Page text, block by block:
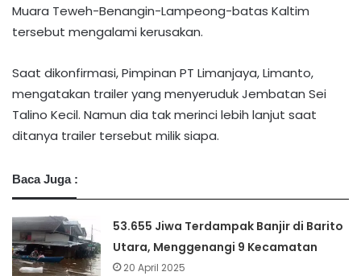
Muara Teweh-Benangin-Lampeong-batas Kaltim
tersebut mengalami kerusakan.
Saat dikonfirmasi, Pimpinan PT Limanjaya, Limanto,
mengatakan trailer yang menyeruduk Jembatan Sei
Talino Kecil. Namun dia tak merinci lebih lanjut saat
ditanya trailer tersebut milik siapa.
Baca Juga :
53.655 Jiwa Terdampak Banjir di Barito
Utara, Menggenangi 9 Kecamatan
20 April 2025